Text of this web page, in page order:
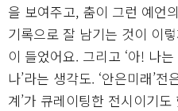
을 보여주고, 춤이 그런 예언
기록으로 잘 남기는 것이 이
이 들었어요. 그리고 ‘아! 나
나’라는 생각도. ‘안은미래’
계’가 큐레이팅한 전시이기